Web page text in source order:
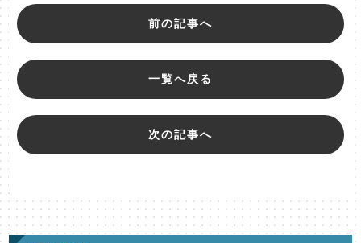
前の記事へ
一覧へ戻る
次の記事へ